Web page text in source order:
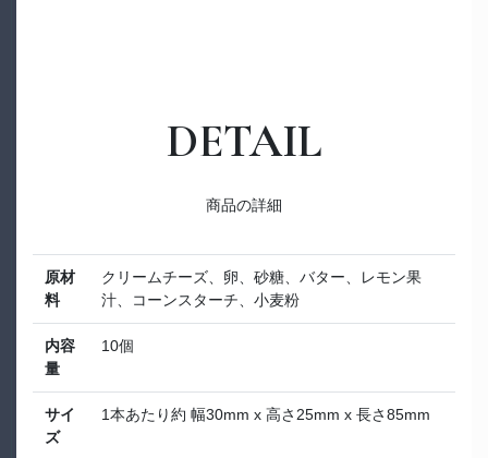
DETAIL
商品の詳細
原材
料
クリームチーズ、卵、砂糖、バター、レモン果
汁、コーンスターチ、小麦粉
内容
量
10個
サイ
ズ
1本あたり約 幅30mm x 高さ25mm x 長さ85mm